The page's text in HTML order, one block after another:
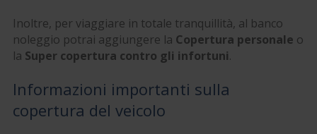
Inoltre, per viaggiare in totale tranquillità, al banco
noleggio potrai aggiungere la Copertura personale o
la Super copertura contro gli infortuni.
Informazioni importanti sulla
copertura del veicolo